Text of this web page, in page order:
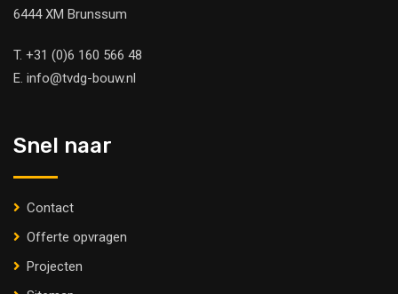
6444 XM Brunssum
T. +31 (0)6 160 566 48
E. info@tvdg-bouw.nl
Snel naar
Contact
Offerte opvragen
Projecten